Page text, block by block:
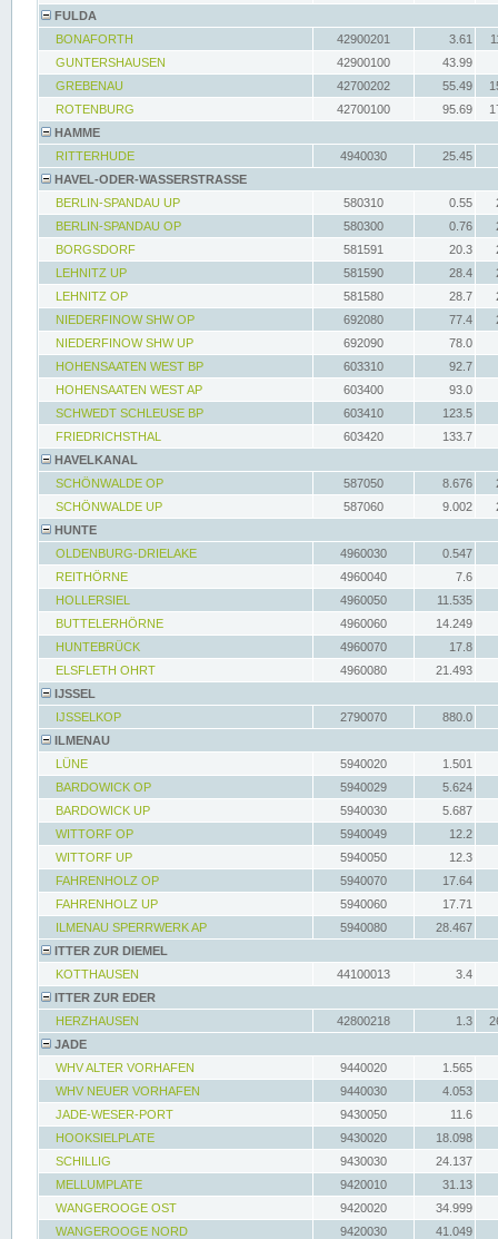
FULDA
BONAFORTH
42900201 3.61
GUNTERSHAUSEN
42900100
43.99
GREBENAU
42700202 55.49
ROTENBURG
42700100 95.69
HAMME
RITTERHUDE
4940030
25.45
HAVEL-ODER-WASSERSTRASSE
BERLIN-SPANDAU UP
580310 0.55
BERLIN-SPANDAU OP
580300 0.76
BORGSDORF
581591 20.3
LEHNITZ UP
581590 28.4
LEHNITZ OP
581580 28.7
NIEDERFINOW SHW OP
692080 77.4
NIEDERFINOW SHW UP
692090
78.0
HOHENSAATEN WEST BP
603310
92.7
HOHENSAATEN WEST AP
603400
93.0
SCHWEDT SCHLEUSE BP
603410
123.5
FRIEDRICHSTHAL
603420
133.7
HAVELKANAL
SCHÖNWALDE OP
587050 8.676
SCHÖNWALDE UP
587060 9.002
HUNTE
OLDENBURG-DRIELAKE
4960030
0.547
REITHÖRNE
4960040
7.6
HOLLERSIEL
4960050
11.535
BUTTELERHÖRNE
4960060
14.249
HUNTEBRÜCK
4960070
17.8
ELSFLETH OHRT
4960080
21.493
IJSSEL
IJSSELKOP
2790070
880.0
ILMENAU
LÜNE
5940020
1.501
BARDOWICK OP
5940029
5.624
BARDOWICK UP
5940030
5.687
WITTORF OP
5940049
12.2
WITTORF UP
5940050
12.3
FAHRENHOLZ OP
5940070
17.64
FAHRENHOLZ UP
5940060
17.71
ILMENAU SPERRWERK AP
5940080
28.467
ITTER ZUR DIEMEL
KOTTHAUSEN
44100013
3.4
ITTER ZUR EDER
HERZHAUSEN
42800218 1.3
JADE
WHV ALTER VORHAFEN
9440020
1.565
WHV NEUER VORHAFEN
9440030
4.053
JADE-WESER-PORT
9430050
11.6
HOOKSIELPLATE
9430020
18.098
SCHILLIG
9430030
24.137
MELLUMPLATE
9420010
31.13
WANGEROOGE OST
9420020
34.999
WANGEROOGE NORD
9420030
41.049